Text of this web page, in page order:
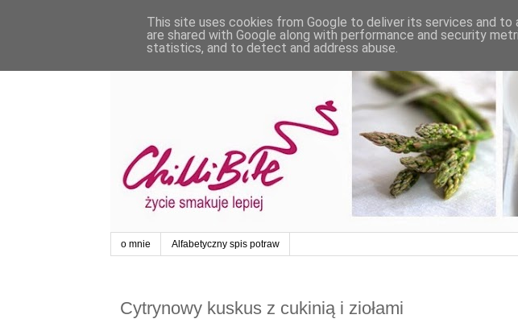
o mnie Alfabetyczny spis potraw
Cytrynowy kuskus z cukinią i ziołami
This site uses cookies from Google to deliver its services and to
are shared with Google along with performance and security
statistics, and to detect and address abuse.